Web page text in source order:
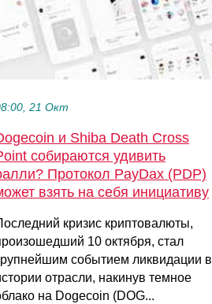
21 Окт
и Shiba Death Cross
собираются удивить
Протокол PayDax (PDP)
взять на себя инициативу
кризис криптовалюты,
10 октября, стал
событием ликвидации в
отрасли, накинув темное
на Dogecoin (DOG...